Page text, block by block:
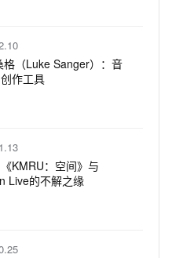
格（Luke Sanger）：音
作工具
KMRU：空间》与
Live的不解之缘